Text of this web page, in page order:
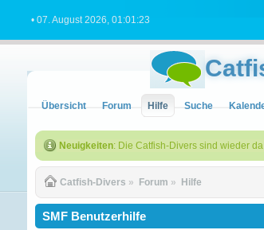
• 07. August 2026, 01:01:23
Übersicht Forum Hilfe Suche
Neuigkeiten: Die Catfish-Divers sind wieder da
Catfish-Divers » Forum » Hilfe
SMF Benutzerhilfe